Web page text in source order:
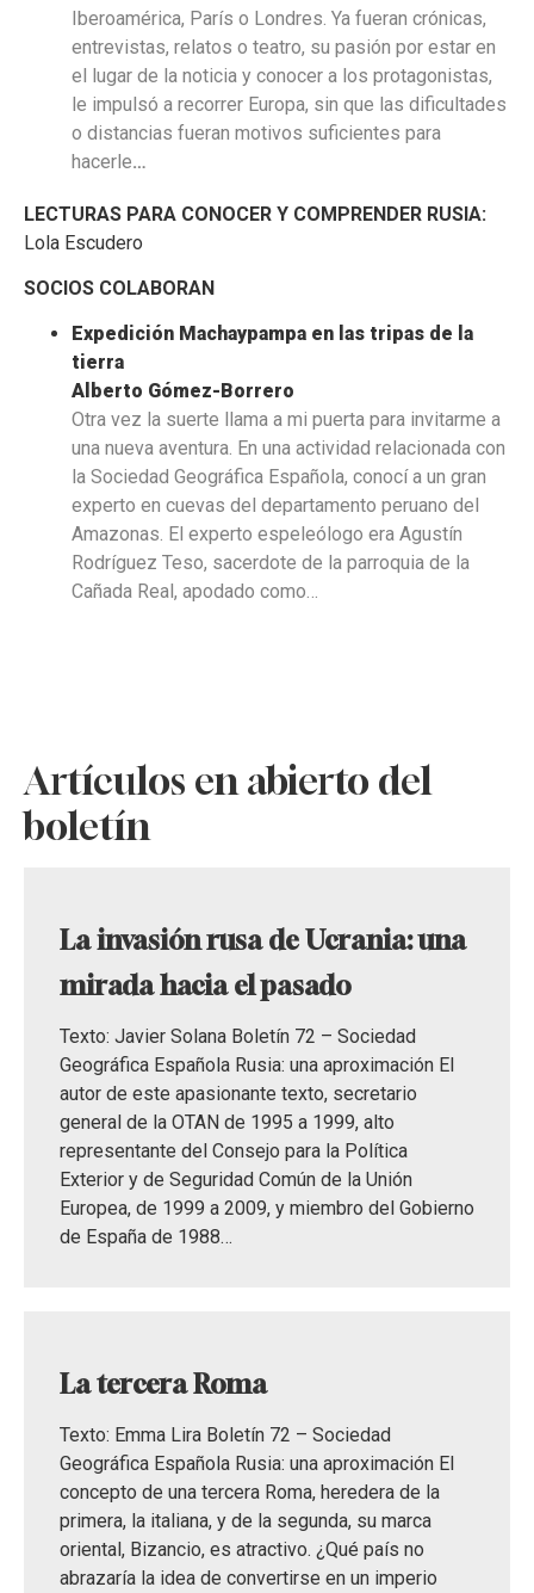
Iberoamérica, París o Londres. Ya fueran crónicas,
entrevistas, relatos o teatro, su pasión por estar en
el lugar de la noticia y conocer a los protagonistas,
le impulsó a recorrer Europa, sin que las dificultades
o distancias fueran motivos suficientes para
hacerle…
LECTURAS PARA CONOCER Y COMPRENDER RUSIA:
Lola Escudero
SOCIOS COLABORAN
Expedición Machaypampa en las tripas de la
tierra
Alberto Gómez-Borrero
Otra vez la suerte llama a mi puerta para invitarme a
una nueva aventura. En una actividad relacionada con
la Sociedad Geográfica Española, conocí a un gran
experto en cuevas del departamento peruano del
Amazonas. El experto espeleólogo era Agustín
Rodríguez Teso, sacerdote de la parroquia de la
Cañada Real, apodado como…
Artículos en abierto del
boletín
La invasión rusa de Ucrania: una
mirada hacia el pasado
Texto: Javier Solana Boletín 72 – Sociedad
Geográfica Española Rusia: una aproximación El
autor de este apasionante texto, secretario
general de la OTAN de 1995 a 1999, alto
representante del Consejo para la Política
Exterior y de Seguridad Común de la Unión
Europea, de 1999 a 2009, y miembro del Gobierno
de España de 1988…
La tercera Roma
Texto: Emma Lira Boletín 72 – Sociedad
Geográfica Española Rusia: una aproximación El
concepto de una tercera Roma, heredera de la
primera, la italiana, y de la segunda, su marca
oriental, Bizancio, es atractivo. ¿Qué país no
abrazaría la idea de convertirse en un imperio